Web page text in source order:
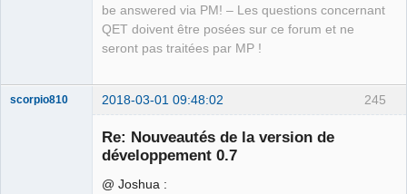
be answered via PM! – Les questions concernant
QET doivent être posées sur ce forum et ne
seront pas traitées par MP !
245
scorpio810 2018-03-01 09:48:02
Re: Nouveautés de la version de
développement 0.7
@ Joshua :